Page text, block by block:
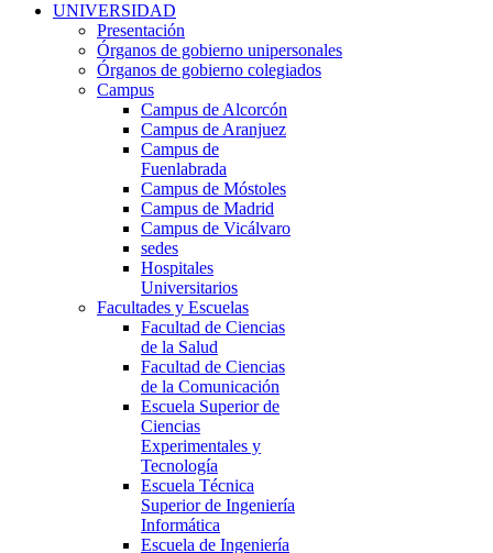
UNIVERSIDAD
Presentación
Órganos de gobierno unipersonales
Órganos de gobierno colegiados
Campus
Campus de Alcorcón
Campus de Aranjuez
Campus de
Fuenlabrada
Campus de Móstoles
Campus de Madrid
Campus de Vicálvaro
sedes
Hospitales
Universitarios
Facultades y Escuelas
Facultad de Ciencias
de la Salud
Facultad de Ciencias
de la Comunicación
Escuela Superior de
Ciencias
Experimentales y
Tecnología
Escuela Técnica
Superior de Ingeniería
Informática
Escuela de Ingeniería